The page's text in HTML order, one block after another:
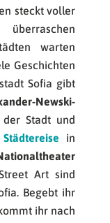
steckt voller
warten
Geschichten
Sofia gibt
Newski-
Stadt und
Städtereise in
Art sind
Begebt ihr
ihr nach